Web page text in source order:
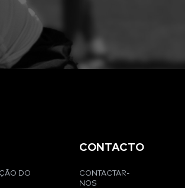
DO
CONTACTO
CONTACTAR-
NOS